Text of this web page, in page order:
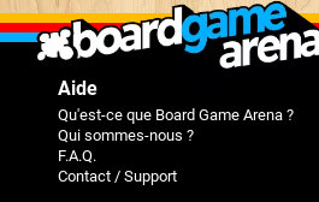
Aide
Qu'est-ce que Board Game Arena ?
Qui sommes-nous ?
F.A.Q.
Contact / Support